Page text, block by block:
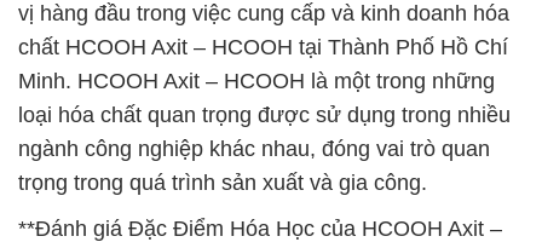
vị hàng đầu trong việc cung cấp và kinh doanh hóa
chất HCOOH Axit – HCOOH tại Thành Phố Hồ Chí
Minh. HCOOH Axit – HCOOH là một trong những
loại hóa chất quan trọng được sử dụng trong nhiều
ngành công nghiệp khác nhau, đóng vai trò quan
trọng trong quá trình sản xuất và gia công.
**Đánh giá Đặc Điểm Hóa Học của HCOOH Axit –